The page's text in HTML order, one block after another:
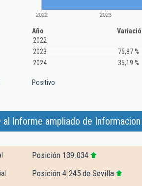
2022 2023
Año
2022
2023
75,87 %
2024
35,19 %
Positivo
al Informe ampliado de
Posición 139.034
Posición 4.245 de Sevilla